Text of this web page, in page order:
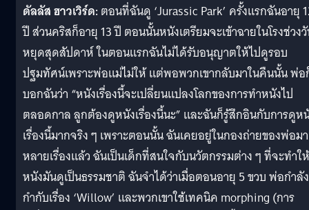
ดัลลัส ฮาวเวิร์ด:ตอนที่ฉันดู ‘Jurassic Park’ ครั้งแรกฉันอายุ
ปี ส่วนคริสก็อายุ 13 ปี ตอนนั้นหนังเตรียมจะเข้าฉายในโรงช่วง
หยุดสุดสัปดาห์ ในตอนแรกฉันไม่ได้รับอนุญาตให้ไปดูรอบ
ปฐมทัศน์เพราะพ่อแม่ไม่ให้ แต่พอพวกเขากลับมาในคืนนั้น พ่
บอกฉันว่า “หนังเรื่องนี้จะเปลี่ยนแปลงโลกของการทำหนังไป
ตลอดกาล ลูกต้องดูหนังเรื่องนี้นะ” และฉันก็รู้สึกอินกับการดูห
เรื่องนี้มากจริง ๆ เพราะตอนนั้น ฉันเคยอยู่ในกองถ่ายของพ่อมา
หลายเรื่องแล้ว ฉันเป็นเด็กที่สนใจกับนวัตกรรมต่าง ๆ ที่จะทำให้
หนังมันดูเป็นธรรมชาติ ฉันจำได้ว่าเมื่อตอนอายุ 5 ขวบ พ่อกำลัง
กำกับเรื่อง ‘Willow’ และพวกเขาใช้เทคนิค morphing (การ